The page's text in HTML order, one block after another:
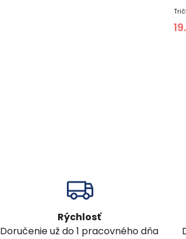
Rýchlosť
Doručenie už do 1 pracovného dňa